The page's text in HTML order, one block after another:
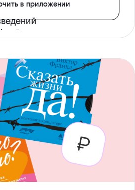
в приложении